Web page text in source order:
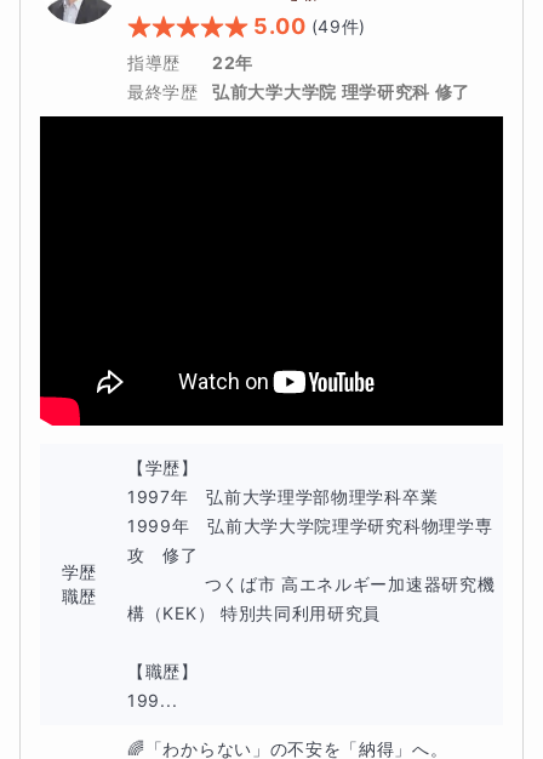
これらを通じて、志望校決定というスタート地点から一緒
に歩みます。
の口頭試問対策は、物理専門講師としての知見をフルに活
用します。
「何から手をつければいいか分からない」という状態でも
構いません。お子さまの良さを最大限に引き出し、納得の
いく進路を共に目指しましょう。
京都大（医・人間）、東北大（工）、東北大（理）、名古
屋工業大学（工）、新潟大（医・放）
5.00 (49件)
指導歴
22年
最終学歴
弘前大学大学院 理学研究科 修了
学歴
職歴
【学歴】
1997年　弘前大学理学部物理学科卒業
1999年　弘前大学大学院理学研究科物理学専
攻　修了
つくば市 高エネルギー加速器研究機
構（KEK） 特別共同利用研究員
【職歴】
199...
🌈「わからない」の不安を「納得」へ。